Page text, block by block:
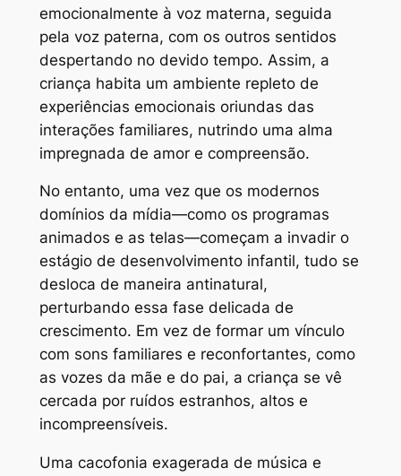
emocionalmente à voz materna, seguida
pela voz paterna, com os outros sentidos
despertando no devido tempo. Assim, a
criança habita um ambiente repleto de
experiências emocionais oriundas das
interações familiares, nutrindo uma alma
impregnada de amor e compreensão.
No entanto, uma vez que os modernos
domínios da mídia—como os programas
animados e as telas—começam a invadir o
estágio de desenvolvimento infantil, tudo se
desloca de maneira antinatural,
perturbando essa fase delicada de
crescimento. Em vez de formar um vínculo
com sons familiares e reconfortantes, como
as vozes da mãe e do pai, a criança se vê
cercada por ruídos estranhos, altos e
incompreensíveis.
Uma cacofonia exagerada de música e